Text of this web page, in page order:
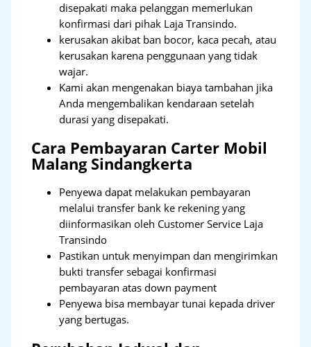
disepakati maka pelanggan memerlukan
konfirmasi dari pihak Laja Transindo.
kerusakan akibat ban bocor, kaca pecah, atau
kerusakan karena penggunaan yang tidak
wajar.
Kami akan mengenakan biaya tambahan jika
Anda mengembalikan kendaraan setelah
durasi yang disepakati.
Cara Pembayaran Carter Mobil
Malang Sindangkerta
Penyewa dapat melakukan pembayaran
melalui transfer bank ke rekening yang
diinformasikan oleh Customer Service Laja
Transindo
Pastikan untuk menyimpan dan mengirimkan
bukti transfer sebagai konfirmasi
pembayaran atas down payment
Penyewa bisa membayar tunai kepada driver
yang bertugas.